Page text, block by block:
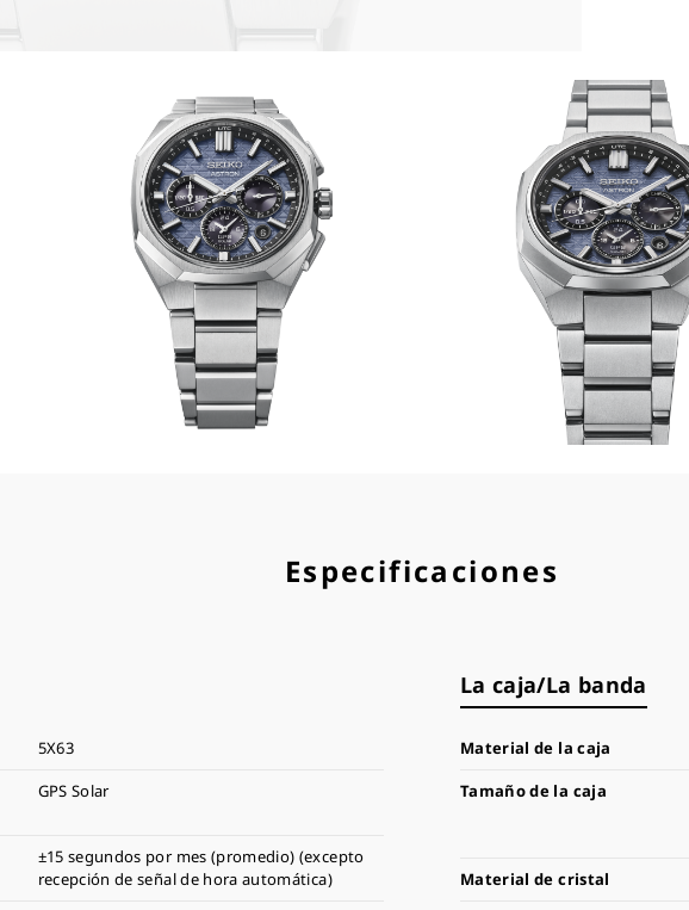
Especificaciones
5X63
GPS Solar
±15 segundos por mes (promedio) (excepto
recepción de señal de hora automática)
La caja/La banda
Material de la caja
Tamaño de la caja
Material de cristal